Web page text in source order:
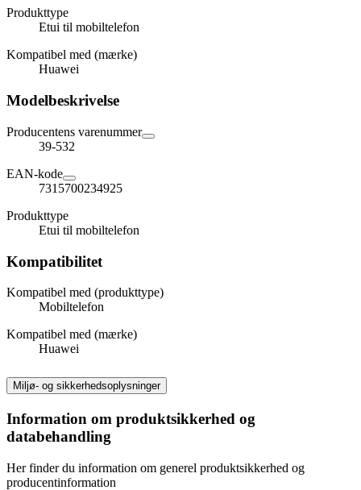
Produkttype
Etui til mobiltelefon
Kompatibel med (mærke)
Huawei
Modelbeskrivelse
Producentens varenummer
39-532
EAN-kode
7315700234925
Produkttype
Etui til mobiltelefon
Kompatibilitet
Kompatibel med (produkttype)
Mobiltelefon
Kompatibel med (mærke)
Huawei
Miljø- og sikkerhedsoplysninger
Information om produktsikkerhed og
databehandling
Her finder du information om generel produktsikkerhed og
producentinformation